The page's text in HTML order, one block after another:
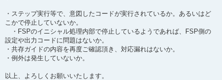
・ステップ実行等で、意図したコードが実行されているか。あるいはど
こかで停止していないか。
・FSPのイニシャル処理内部で停止しているようであれば、FSP側の
設定や出力コードに問題はないか。
・共存ガイドの内容を再度ご確認頂き、対応漏れはないか。
・例外は発生していないか。
以上、よろしくお願いいたします。